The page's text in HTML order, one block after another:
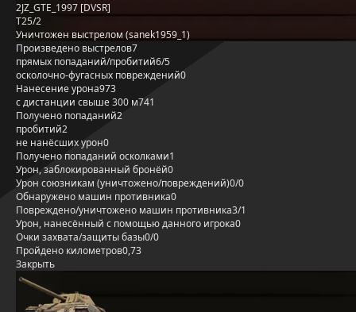
2JZ_GTE_1997 [DVSR]
T25/2
Уничтожен выстрелом (sanek1959_1)
Произведено выстрелов7
прямых попаданий/пробитий6/5
осколочно-фугасных повреждений0
Нанесение урона973
с дистанции свыше 300 м741
Получено попаданий2
пробитий2
не нанёсших урон0
Получено попаданий осколками1
Урон, заблокированный бронёй0
Урон союзникам (уничтожено/повреждений)0/0
Обнаружено машин противника0
Повреждено/уничтожено машин противника3/1
Урон, нанесённый с помощью данного игрока0
Очки захвата/защиты базы0/0
Пройдено километров0,73
Закрыть